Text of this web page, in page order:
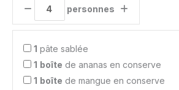
personnes
1 pâte sablée
1 boîte de ananas en conserve
1 boîte de mangue en conserve